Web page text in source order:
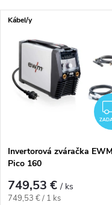
Najdrahšie
Najpredávanejšie
Abecedne
Výpis
Kábel/y
Invertorová zváračka EWM
Pico 160
749,53 €/ ks
Jednotková cena:
749,53 € / 1 ks